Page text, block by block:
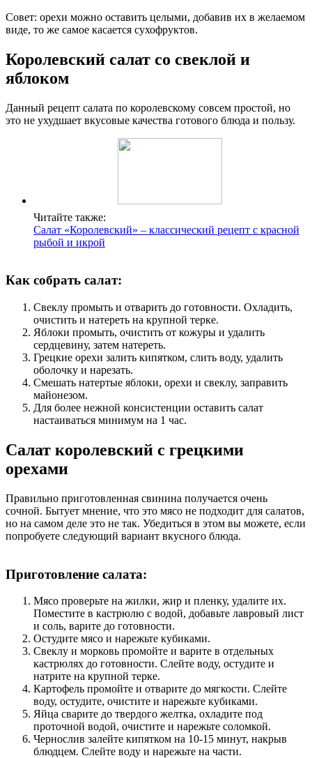
Совет: орехи можно оставить целыми, добавив их в желаемом
виде, то же самое касается сухофруктов.
Королевский салат со свеклой и
яблоком
Данный рецепт салата по королевскому совсем простой, но
это не ухудшает вкусовые качества готового блюда и пользу.
Читайте также:
Салат «Королевский» – классический рецепт с красной
рыбой и икрой
Как собрать салат:
Свеклу промыть и отварить до готовности. Охладить,
очистить и натереть на крупной терке.
Яблоки промыть, очистить от кожуры и удалить
сердцевину, затем натереть.
Грецкие орехи залить кипятком, слить воду, удалить
оболочку и нарезать.
Смешать натертые яблоки, орехи и свеклу, заправить
майонезом.
Для более нежной консистенции оставить салат
настаиваться минимум на 1 час.
Салат королевский с грецкими
орехами
Правильно приготовленная свинина получается очень
сочной. Бытует мнение, что это мясо не подходит для салатов,
но на самом деле это не так. Убедиться в этом вы можете, если
попробуете следующий вариант вкусного блюда.
Приготовление салата:
Мясо проверьте на жилки, жир и пленку, удалите их.
Поместите в кастрюлю с водой, добавьте лавровый лист
и соль, варите до готовности.
Остудите мясо и нарежьте кубиками.
Свеклу и морковь промойте и варите в отдельных
кастрюлях до готовности. Слейте воду, остудите и
натрите на крупной терке.
Картофель промойте и отварите до мягкости. Слейте
воду, остудите, очистите и нарежьте кубиками.
Яйца сварите до твердого желтка, охладите под
проточной водой, очистите и нарежьте соломкой.
Чернослив залейте кипятком на 10-15 минут, накрыв
блюдцем. Слейте воду и нарежьте на части.